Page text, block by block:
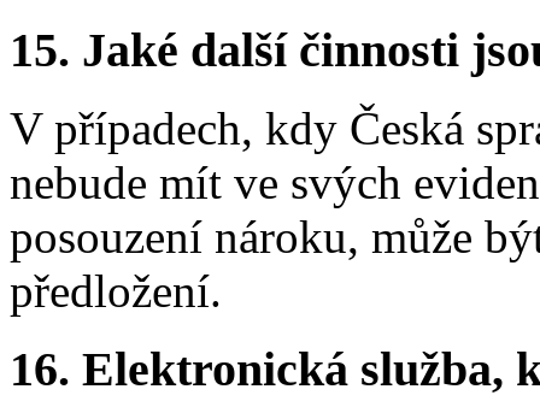
15. Jaké další činnosti
V případech, kdy Česká
nebude mít ve svých
posouzení nároku, může
předložení.
16. Elektronická služba,